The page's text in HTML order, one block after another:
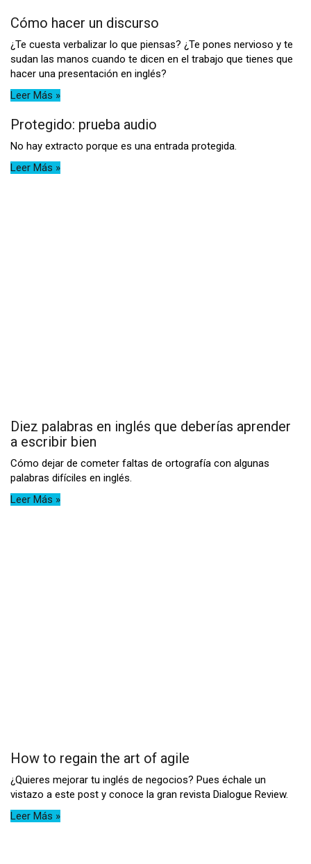
Cómo hacer un discurso
¿Te cuesta verbalizar lo que piensas? ¿Te pones nervioso y te
sudan las manos cuando te dicen en el trabajo que tienes que
hacer una presentación en inglés?
Leer Más »
Protegido: prueba audio
No hay extracto porque es una entrada protegida.
Leer Más »
Diez palabras en inglés que deberías aprender
a escribir bien
Cómo dejar de cometer faltas de ortografía con algunas
palabras difíciles en inglés.
Leer Más »
How to regain the art of agile
¿Quieres mejorar tu inglés de negocios? Pues échale un
vistazo a este post y conoce la gran revista Dialogue Review.
Leer Más »